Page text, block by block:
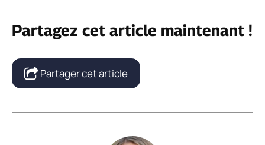
Partagez cet article maintenant !
Partager cet article